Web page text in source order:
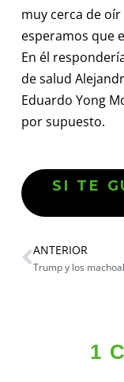
muy cerca de
esperamos que
En él
de salud
Eduardo Yong
por supuesto.
SI TE
ANTERIOR
Trump y los
1